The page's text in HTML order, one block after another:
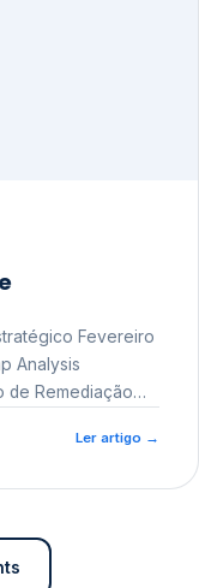
Fevereiro
Analysis
de Remediação
Ler artigo →